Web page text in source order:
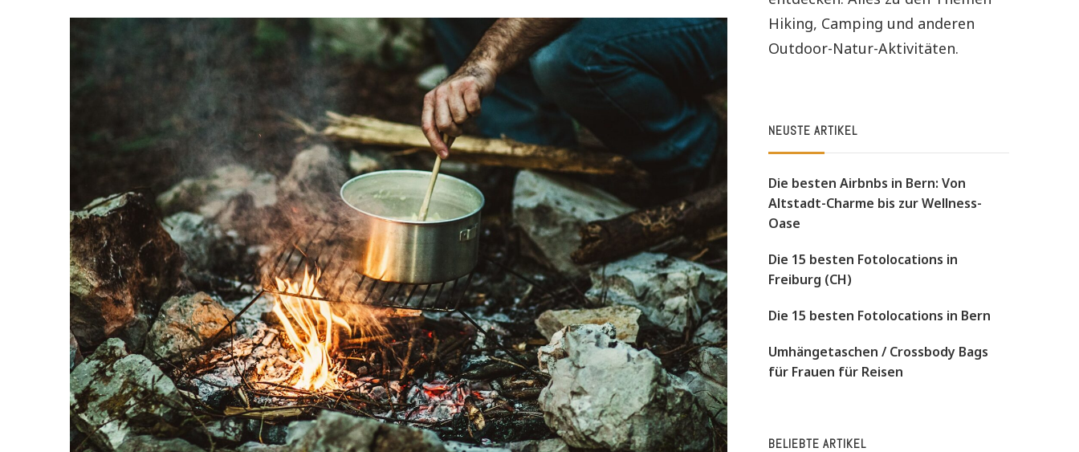
Hiking, Camping und anderen
Outdoor-Natur-Aktivitäten.
NEUSTE ARTIKEL
Die besten Airbnbs in Bern: Von
Altstadt-Charme bis zur Wellness-
Oase
Die 15 besten Fotolocations in
Freiburg (CH)
Die 15 besten Fotolocations in Bern
Umhängetaschen / Crossbody Bags
für Frauen für Reisen
BELIEBTE ARTIKEL